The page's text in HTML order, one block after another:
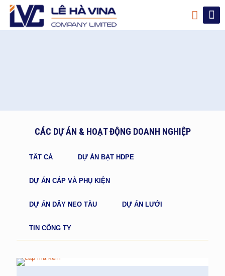
CÁC DỰ ÁN & HOẠT ĐỘNG DOANH NGHIỆP
TẤT CẢ DỰ ÁN BẠT HDPE
DỰ ÁN CÁP VÀ PHỤ KIỆN
DỰ ÁN DÂY NEO TÀU DỰ ÁN LƯỚI
TIN CÔNG TY